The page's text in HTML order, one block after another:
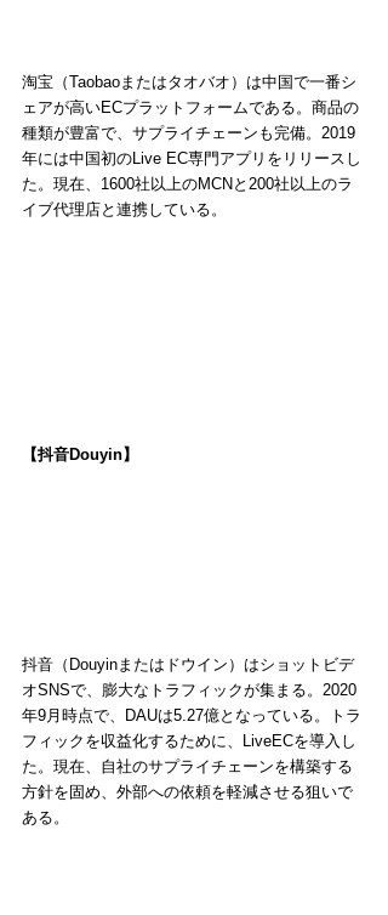
淘宝（Taobaoまたはタオバオ）は中国で一番シ
ェアが高いECプラットフォームである。商品の
種類が豊富で、サプライチェーンも完備。2019
年には中国初のLive EC専門アプリをリリースし
た。現在、1600社以上のMCNと200社以上のラ
イブ代理店と連携している。
【抖音Douyin】
抖音（Douyinまたはドウイン）はショットビデ
オSNSで、膨大なトラフィックが集まる。2020
年9月時点で、DAUは5.27億となっている。トラ
フィックを収益化するために、LiveECを導入し
た。現在、自社のサプライチェーンを構築する
方針を固め、外部への依頼を軽減させる狙いで
ある。